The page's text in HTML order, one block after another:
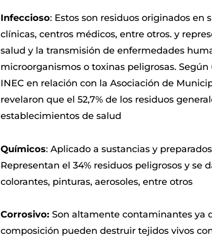
Infeccioso: Estos son residuos originados en
clínicas, centros médicos, entre otros. y
salud y la transmisión de enfermedades
microorganismos o toxinas peligrosas.
INEC en relación con la Asociación de
revelaron que el 52,7% de los residuos
establecimientos de salud
Químicos: Aplicado a sustancias y
Representan el 34% residuos peligrosos y se
colorantes, pinturas, aerosoles, entre otros
Corrosivo:Son altamente contaminantes ya
composición pueden destruir tejidos vivos